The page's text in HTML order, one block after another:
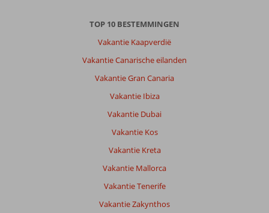
TOP 10 BESTEMMINGEN
Vakantie Kaapverdië
Vakantie Canarische eilanden
Vakantie Gran Canaria
Vakantie Ibiza
Vakantie Dubai
Vakantie Kos
Vakantie Kreta
Vakantie Mallorca
Vakantie Tenerife
Vakantie Zakynthos